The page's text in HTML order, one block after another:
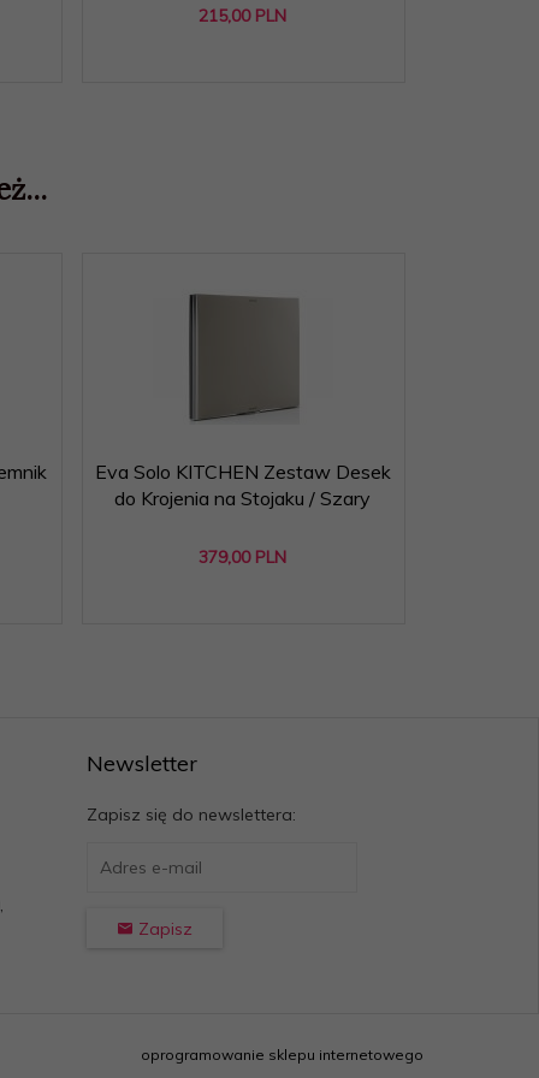
215,00 PLN
Eva Solo KITCHEN Zestaw Desek
do Krojenia na Stojaku / Szary
379,00 PLN
Newsletter
Zapisz się do newslettera:
Zapisz
oprogramowanie sklepu internetowego